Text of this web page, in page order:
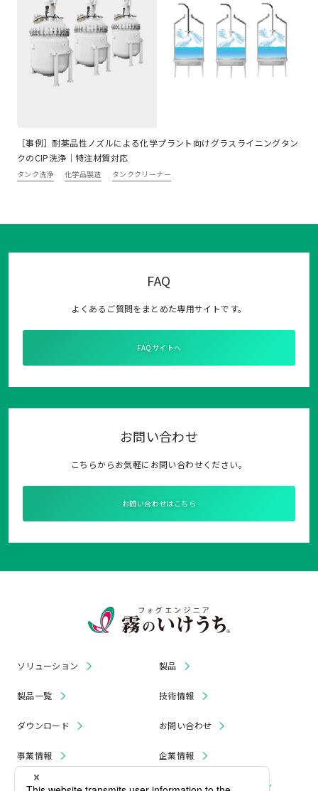
［事例］耐薬品性ノズルによる化学プラント向けグラスライニングタン
クのCIP洗浄｜特注材質対応
タンク洗浄 化学品製造 タンククリーナー
FAQ
よくあるご質問をまとめた専用サイトです。
FAQサイトへ
お問い合わせ
こちらからお気軽にお問い合わせください。
お問い合わせはこちら
ソリューション 製品
製品一覧 技術情報
ダウンロード お問い合わせ
事業情報 企業情報
お知らせ リコール・無償修理 情報